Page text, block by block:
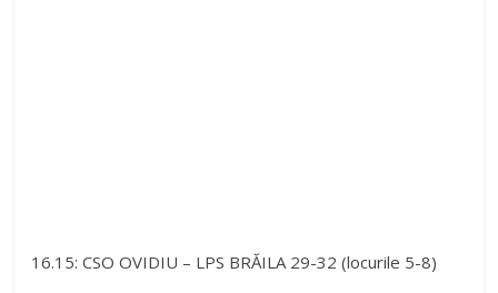
16.15: CSO OVIDIU – LPS BRĂILA 29-32 (locurile 5-8)